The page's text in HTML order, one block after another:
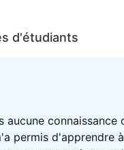
d'étudiants
aucune connaissance
permis d'apprendre